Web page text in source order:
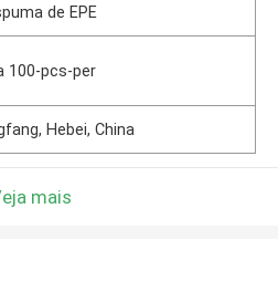
de EPE
100-pcs-per
Hebei, China
mais